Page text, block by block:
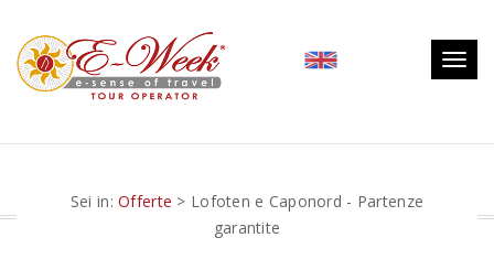
Sei in:Offerte > Lofoten e Caponord - Partenze
garantite